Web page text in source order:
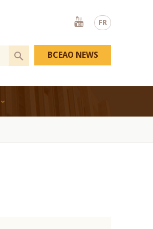
FR
Youtube
BCEAO NEWS